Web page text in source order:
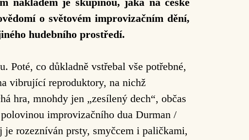
o světovém improvizačním dění,
hudebního prostředí.
Poté, co důkladně vstřebal vše potřebné,
vibrující reproduktory, na nichž
hra, mnohdy jen „zesílený dech“, občas
improvizačního dua Durman /
rozezníván prsty, smyčcem i paličkami,